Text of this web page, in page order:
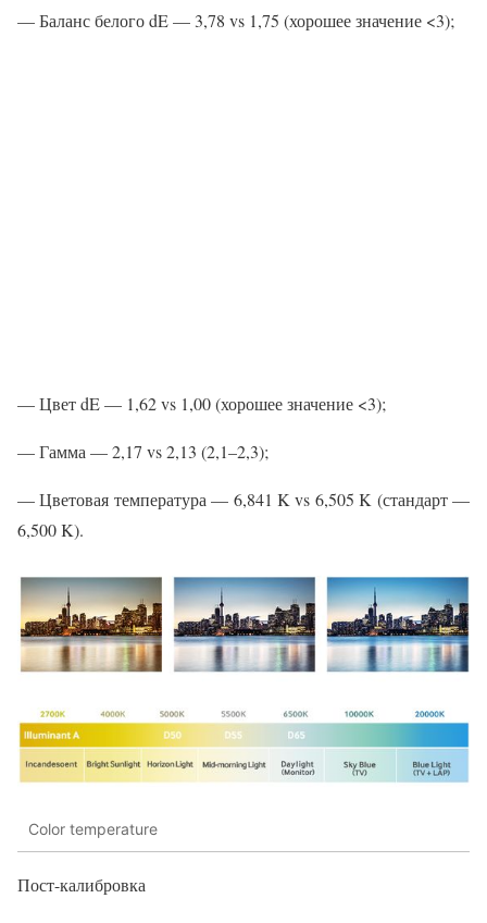
— Баланс белого dE — 3,78 vs 1,75 (хорошее значение <3);
— Цвет dE — 1,62 vs 1,00 (хорошее значение <3);
— Гамма — 2,17 vs 2,13 (2,1–2,3);
— Цветовая температура — 6,841 K vs 6,505 K (стандарт —
6,500 K).
Color temperature
Пост-калибровка